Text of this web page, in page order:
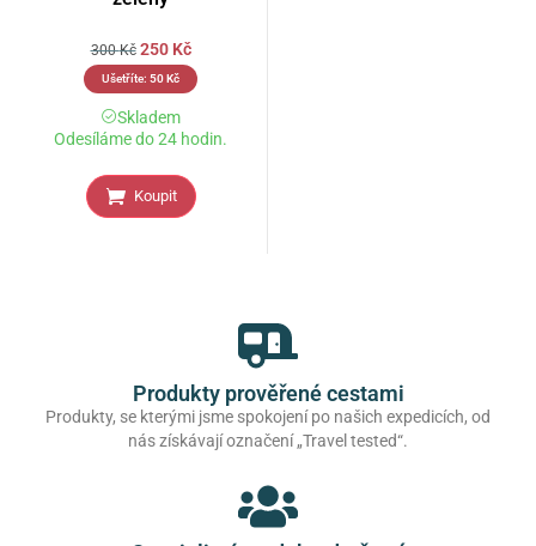
300Kč 250 Kč
Ušetříte: 50Kč
Skladem
Odesíláme do 24 hodin.
Koupit
Produkty prověřené cestami
Produkty, se kterými jsme spokojení po našich expedicích, od
nás získávají označení „Travel tested“.